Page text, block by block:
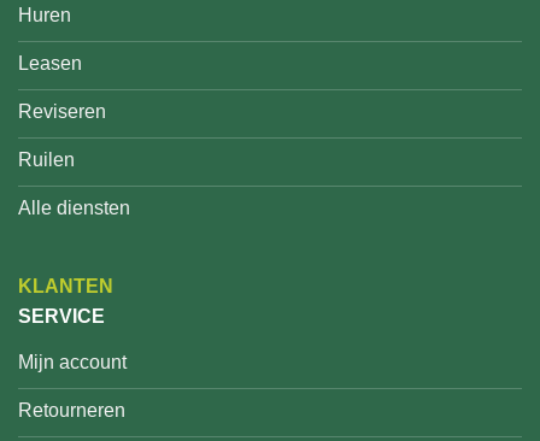
Huren
Leasen
Reviseren
Ruilen
Alle diensten
KLANTEN
SERVICE
Mijn account
Retourneren